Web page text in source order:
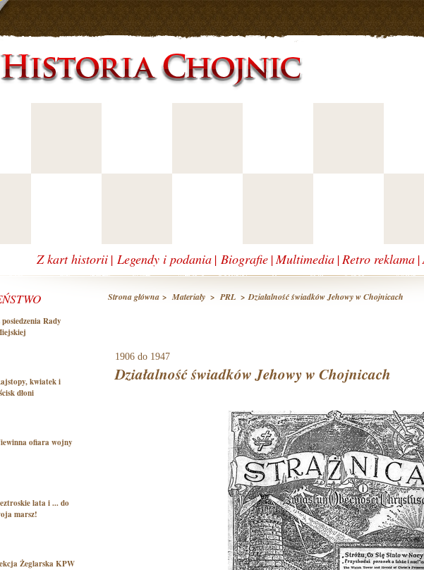
Z kart historii | Legendy i podania | Biografie |Multimedia |Retro reklama |
i
dłoni
Niewinna ofiara wojny
marsz!
Sekcja Żeglarska KPW
Strona główna >Materiały >PRL > Działalność świadków Jehowy w Chojnicach
1906 do 1947
Działalność świadków Jehowy w Chojnicach